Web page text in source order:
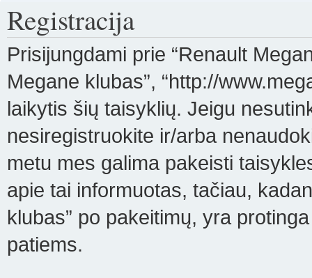
Registracija
Prisijungdami prie “Renault
Megane klubas”, “http://
laikytis šių taisyklių. Jeigu
nesiregistruokite ir/arba
metu mes galima pakeisti
apie tai informuotas, tačiau,
klubas” po pakeitimų, yra
patiems.